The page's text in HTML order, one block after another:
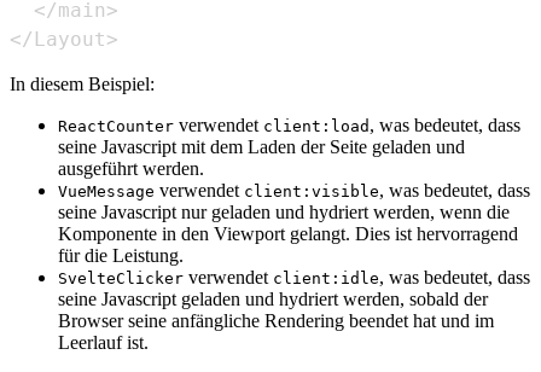
</Layout>
In diesem Beispiel:
ReactCounter verwendet client:load , was bedeutet, dass
seine Javascript mit dem Laden der Seite geladen und
ausgeführt werden.
VueMessage verwendet client:visible, was bedeutet, dass
seine Javascript nur geladen und hydriert werden, wenn die
Komponente in den Viewport gelangt. Dies ist hervorragend
für die Leistung.
SvelteClicker verwendet client:idle, was bedeutet, dass
seine Javascript geladen und hydriert werden, sobald der
Browser seine anfängliche Rendering beendet hat und im
Leerlauf ist.